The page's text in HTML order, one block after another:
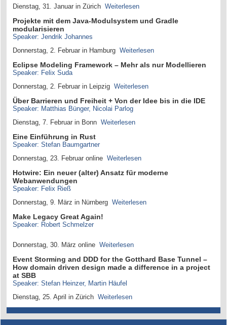
Dienstag, 31. Januar in Zürich Weiterlesen
Projekte mit dem Java-Modulsystem und Gradle
modularisieren
Speaker: Jendrik Johannes
Donnerstag, 2. Februar in Hamburg Weiterlesen
Eclipse Modeling Framework – Mehr als nur Modellieren
Speaker: Felix Suda
Donnerstag, 2. Februar in Leipzig Weiterlesen
Über Barrieren und Freiheit + Von der Idee bis in die IDE
Speaker: Matthias Bünger, Nicolai Parlog
Dienstag, 7. Februar in Bonn Weiterlesen
Eine Einführung in Rust
Speaker: Stefan Baumgartner
Donnerstag, 23. Februar online Weiterlesen
Hotwire: Ein neuer (alter) Ansatz für moderne
Webanwendungen
Speaker: Felix Rieß
Donnerstag, 9. März in Nürnberg Weiterlesen
Make Legacy Great Again!
Speaker: Robert Schmelzer
Donnerstag, 30. März online Weiterlesen
Event Storming and DDD for the Gotthard Base Tunnel –
How domain driven design made a difference in a project
at SBB
Speaker: Stefan Heinzer, Martin Häufel
Dienstag, 25. April in Zürich Weiterlesen